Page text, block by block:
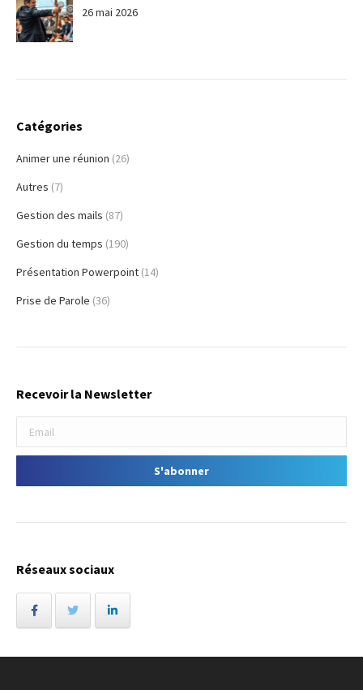
26 mai 2026
Catégories
Animer une réunion (26)
Autres (7)
Gestion des mails (87)
Gestion du temps (190)
Présentation Powerpoint (14)
Prise de Parole (36)
Recevoir la Newsletter
Réseaux sociaux